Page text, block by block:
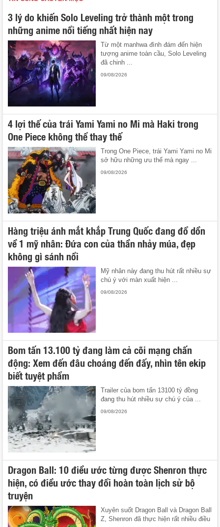
3 lý do khiến Solo Leveling trở thành một trong
những anime nổi tiếng nhất hiện nay
Từ một manhwa đình đám đến hiện
tượng anime toàn cầu, Solo Leveling
đã chinh ...
09/08/2026
4 lợi thế của trái Yami Yami no Mi mà Haki trong
One Piece không thể thay thế
Trong One Piece, trái Yami Yami no Mi
sở hữu những ưu thế mà ngay ...
09/08/2026
Hàng triệu ánh mắt khắp Trung Quốc đang đổ dồn
về 1 mỹ nhân: Đứa con của thần nhảy múa, đẹp
không gì sánh nổi
Mỹ nhân này đang thu hút rất nhiều sự
chú ý với màn xuất hiện ...
09/08/2026
Bom tấn 13.100 tỷ đang làm cả cõi mạng chấn
động: Xem đến đâu choáng đến đấy, nhìn tên ekip
biết tuyệt phẩm
Trailer của bom tấn 13100 tỷ đồng
đang thu hút nhiều sự chú ý của ...
09/08/2026
Dragon Ball: 10 điều ước từng được Shenron thực
hiện, có điều ước thay đổi hoàn toàn lịch sử bộ
truyện
Xuyên suốt Dragon Ball và Dragon Ball
Z, Shenron đã thực hiện rất nhiều điều